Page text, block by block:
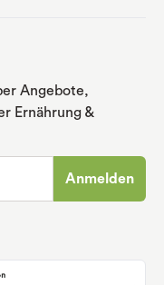
Angebote,
Ernährung &
Anmelden